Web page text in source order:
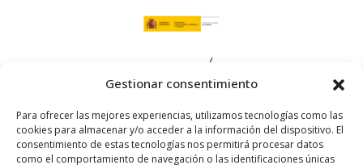
Gestionar consentimiento
Para ofrecer las mejores experiencias, utilizamos tecnologías como las
cookies para almacenar y/o acceder a la información del dispositivo. El
consentimiento de estas tecnologías nos permitirá procesar datos
como el comportamiento de navegación o las identificaciones únicas